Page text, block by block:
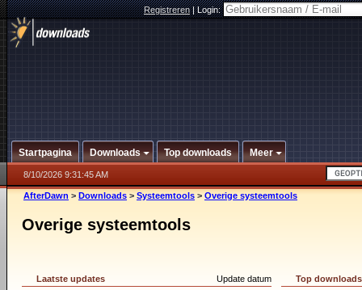
Registreren|Login:
Startpagina Downloads Top downloads Meer
8/10/2026 9:31:45 AM
AfterDawn > Downloads > Systeemtools > Overige systeemtools
Overige systeemtools
Update datum
Laatste updates
Top downloads